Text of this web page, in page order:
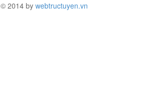
© 2014 by webtructuyen.vn